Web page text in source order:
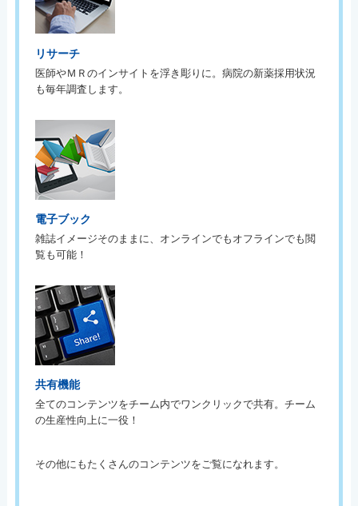
リサーチ
医師やＭＲのインサイトを浮き彫りに。病院の新薬採用状況
も毎年調査します。
電子ブック
雑誌イメージそのままに、オンラインでもオフラインでも閲
覧も可能！
共有機能
全てのコンテンツをチーム内でワンクリックで共有。チーム
の生産性向上に一役！
その他にもたくさんのコンテンツをご覧になれます。